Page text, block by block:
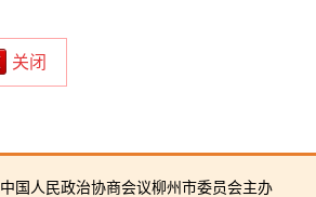
关闭
中国人民政治协商会议柳州市委员会